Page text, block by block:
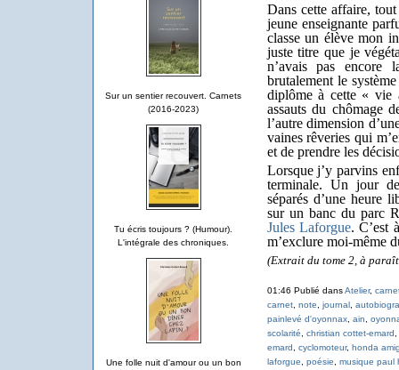
Sur un sentier recouvert. Carnets
(2016-2023)
Tu écris toujours ? (Humour).
L'intégrale des chroniques.
Une folle nuit d'amour ou un bon
Dans cette affaire,
jeune enseignante
classe un élève mon
juste titre que je
n’avais pas encore
brutalement le
diplôme à cette « vie
assauts du chômage
l’autre dimension
vaines rêveries qui
et de prendre les
Lorsque j’y parvins
terminale. Un jour
séparés d’une heure
sur un banc du parc
Jules Laforgue. C’est
m’exclure moi-même
(Extrait du tome 2, à
01:46 Publié dansAtelier,
carnet, note journal,
painlevé d'oyonnax, ain
scolarité
christian cottet-emard
emard
cyclomoteur, honda
laforgue
poésie musique paul